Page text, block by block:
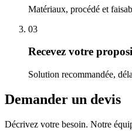
Matériaux, procédé et
03
Recevez votre
Solution recommandée,
Demander un devis
Décrivez votre besoin. Notre